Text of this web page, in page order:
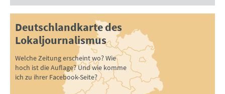
Deutschlandkarte des
Lokaljournalismus
Welche Zeitung erscheint wo? Wie
hoch ist die Auflage? Und wie komme
ich zu ihrer Facebook-Seite?